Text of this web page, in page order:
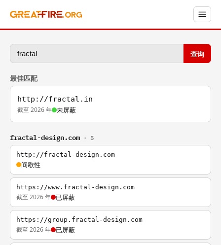
查询
最佳匹配
http://fractal.in
截至 2026 年 未屏蔽
fractal-design.com · 5
http://fractal-design.com
间歇性
https://www.fractal-design.com
截至 2026 年 已屏蔽
https://group.fractal-design.com
截至 2026 年 已屏蔽